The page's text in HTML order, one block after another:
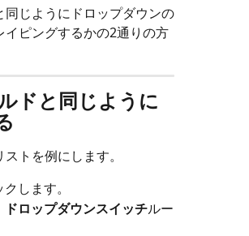
じようにドロップダウンの
ピングするかの2通りの方
ドと同じように
トを例にします。
します。
ドロップダウンスイッチルー